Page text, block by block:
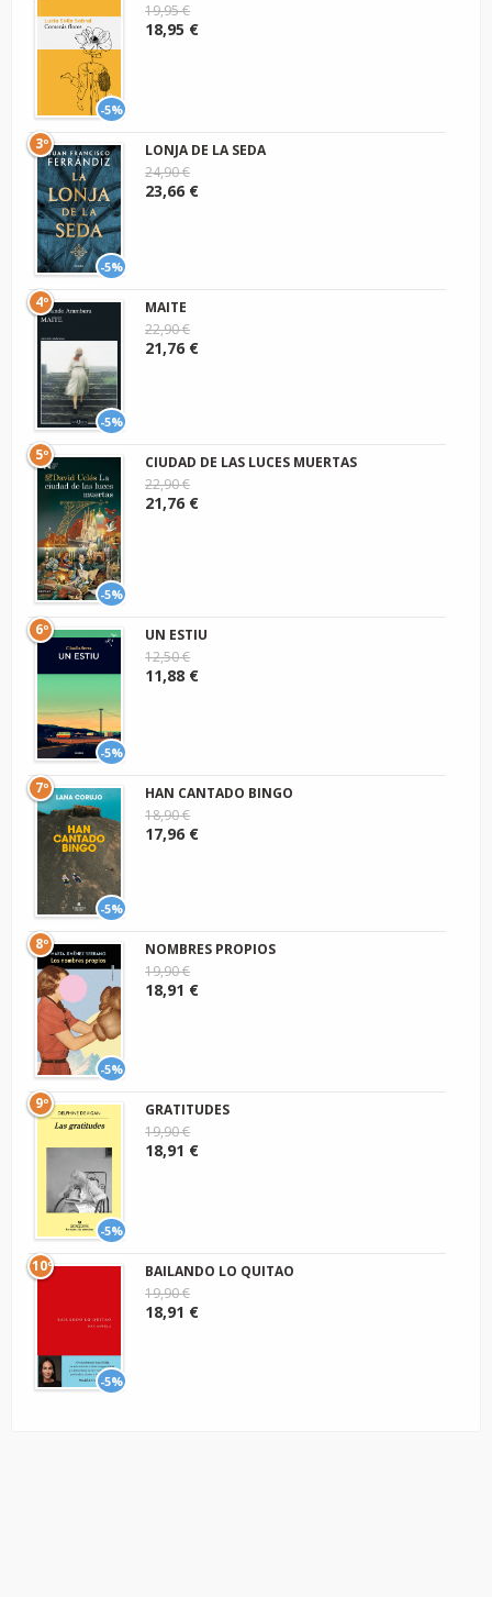
-5%
19,95 €
18,95 €
-5%
3º
LONJA DE LA SEDA
24,90 €
23,66 €
-5%
4º
MAITE
22,90 €
21,76 €
-5%
5º
CIUDAD DE LAS LUCES MUERTAS
22,90 €
21,76 €
-5%
6º
UN ESTIU
12,50 €
11,88 €
-5%
7º
HAN CANTADO BINGO
18,90 €
17,96 €
-5%
8º
NOMBRES PROPIOS
19,90 €
18,91 €
-5%
9º
GRATITUDES
19,90 €
18,91 €
-5%
10º
BAILANDO LO QUITAO
19,90 €
18,91 €